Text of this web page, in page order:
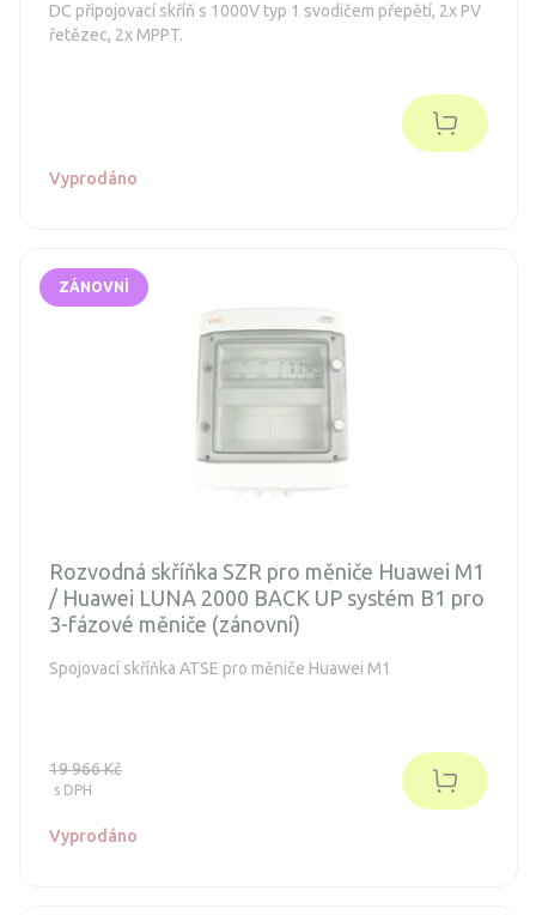
DC připojovací skříň s 1000V typ 1 svodičem přepětí, 2x PV
řetězec, 2x MPPT.
Vyprodáno
ZÁNOVNÍ
Rozvodná skříňka SZR pro měniče Huawei M1
/ ​​Huawei LUNA 2000 BACK UP systém B1 pro
3-fázové měniče (zánovní)
Spojovací skříňka ATSE pro měniče Huawei M1
19 966 Kč
s DPH
Vyprodáno